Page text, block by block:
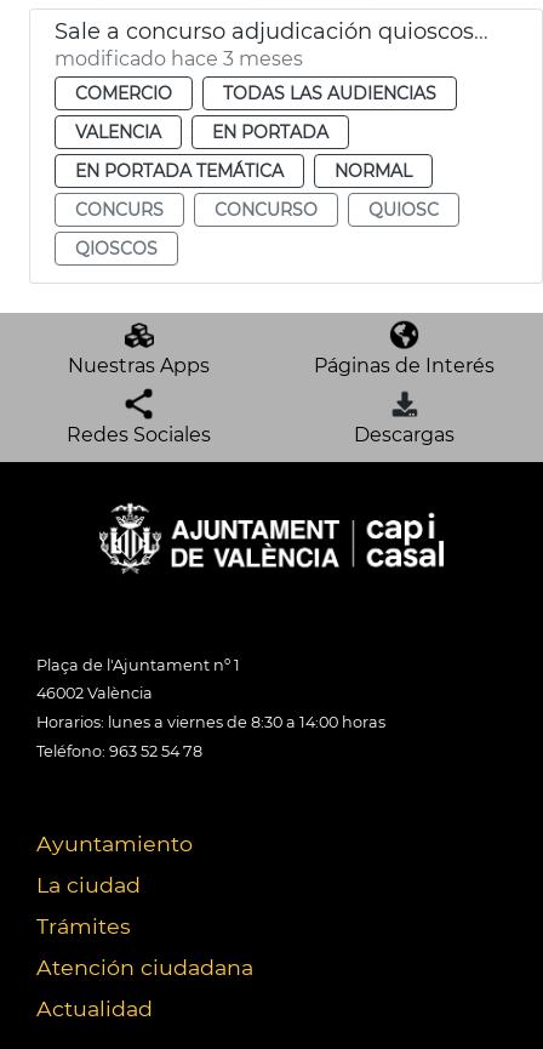
Sale a concurso adjudicación quioscos vacíos València
modificado hace 3 meses
COMERCIO
TODAS LAS AUDIENCIAS
VALENCIA
EN PORTADA
EN PORTADA TEMÁTICA
NORMAL
CONCURS
CONCURSO
QUIOSC
QIOSCOS
Nuestras Apps Páginas de Interés
Redes Sociales Descargas
Plaça de l'Ajuntament nº 1
46002 València
Horarios: lunes a viernes de 8:30 a 14:00 horas
Teléfono: 963 52 54 78
Ayuntamiento
La ciudad
Trámites
Atención ciudadana
Actualidad